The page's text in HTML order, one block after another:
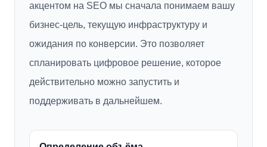
акцентом на SEO мы сначала понимаем вашу
бизнес-цель, текущую инфраструктуру и
ожидания по конверсии. Это позволяет
спланировать цифровое решение, которое
действительно можно запустить и
поддерживать в дальнейшем.